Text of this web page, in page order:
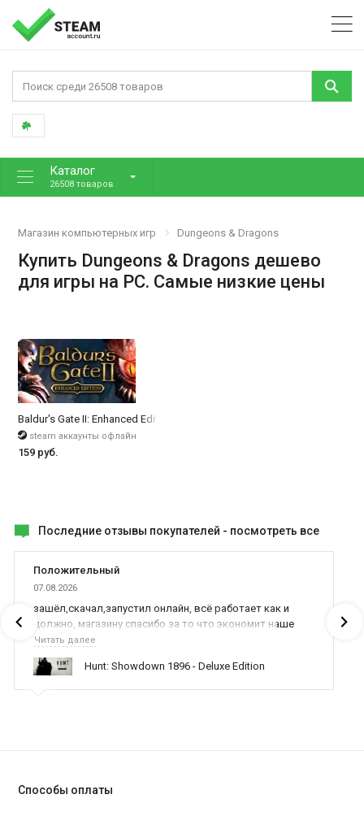
Каталог
26508 товаров
Магазин компьютерных игр Dungeons & Dragons
Купить Dungeons & Dragons дешево
для игры на PC. Самые низкие цены
Baldur's Gate II: Enhanced Edition
steam аккаунты офлайн
159 руб.
Последние отзывы покупателей - посмотреть все
Положительный
07.08.2026
зашёл,скачал,запустил онлайн, всё работает как и
должно, магазину спасибо за то что экономит наше
время,нервы и деньги, ребята вы красава оказываете
оказываете помощь
Читать далее
Hunt: Showdown 1896 - Deluxe Edition
Способы оплаты